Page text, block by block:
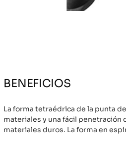
BENEFICIOS
La forma tetraédrica de la punta
materiales y una fácil penetración
materiales duros. La forma en